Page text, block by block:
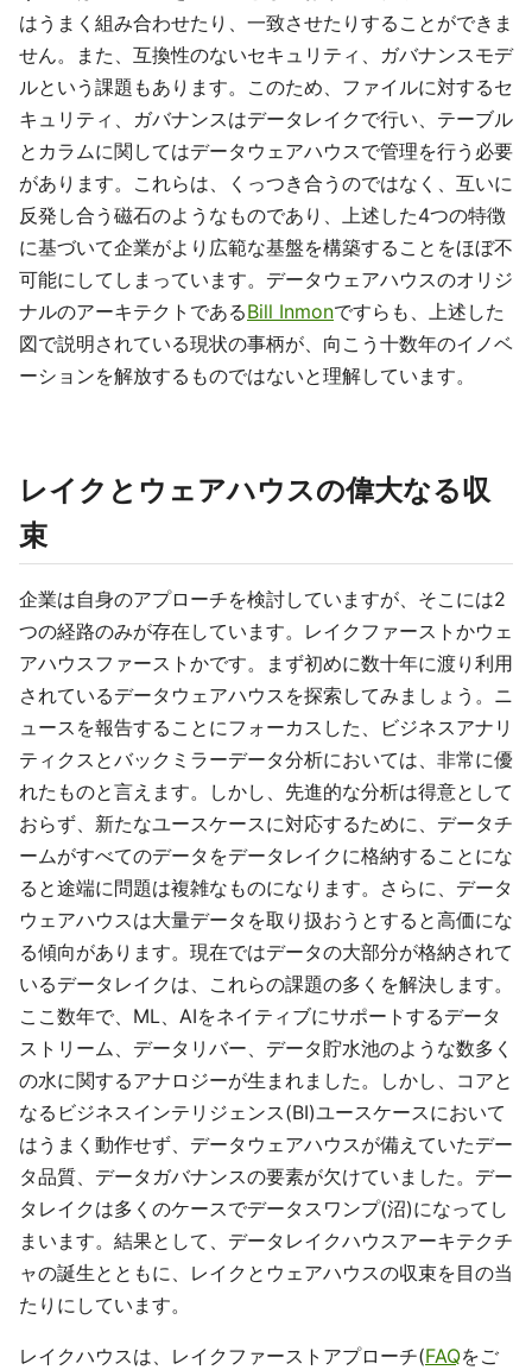
はうまく組み合わせたり、一致させたりすることができま
せん。また、互換性のないセキュリティ、ガバナンスモデ
ルという課題もあります。このため、ファイルに対するセ
キュリティ、ガバナンスはデータレイクで行い、テーブル
とカラムに関してはデータウェアハウスで管理を行う必要
があります。これらは、くっつき合うのではなく、互いに
反発し合う磁石のようなものであり、上述した4つの特徴
に基づいて企業がより広範な基盤を構築することをほぼ不
可能にしてしまっています。データウェアハウスのオリジ
ナルのアーキテクトであるBill Inmonですらも、上述した
図で説明されている現状の事柄が、向こう十数年のイノベ
ーションを解放するものではないと理解しています。
レイクとウェアハウスの偉大なる収
束
企業は自身のアプローチを検討していますが、そこには2
つの経路のみが存在しています。レイクファーストかウェ
アハウスファーストかです。まず初めに数十年に渡り利用
されているデータウェアハウスを探索してみましょう。ニ
ュースを報告することにフォーカスした、ビジネスアナリ
ティクスとバックミラーデータ分析においては、非常に優
れたものと言えます。しかし、先進的な分析は得意として
おらず、新たなユースケースに対応するために、データチ
ームがすべてのデータをデータレイクに格納することにな
ると途端に問題は複雑なものになります。さらに、データ
ウェアハウスは大量データを取り扱おうとすると高価にな
る傾向があります。現在ではデータの大部分が格納されて
いるデータレイクは、これらの課題の多くを解決します。
ここ数年で、ML、AIをネイティブにサポートするデータ
ストリーム、データリバー、データ貯水池のような数多く
の水に関するアナロジーが生まれました。しかし、コアと
なるビジネスインテリジェンス(BI)ユースケースにおいて
はうまく動作せず、データウェアハウスが備えていたデー
タ品質、データガバナンスの要素が欠けていました。デー
タレイクは多くのケースでデータスワンプ(沼)になってし
まいます。結果として、データレイクハウスアーキテクチ
ャの誕生とともに、レイクとウェアハウスの収束を目の当
たりにしています。
レイクハウスは、レイクファーストアプローチ(FAQをご